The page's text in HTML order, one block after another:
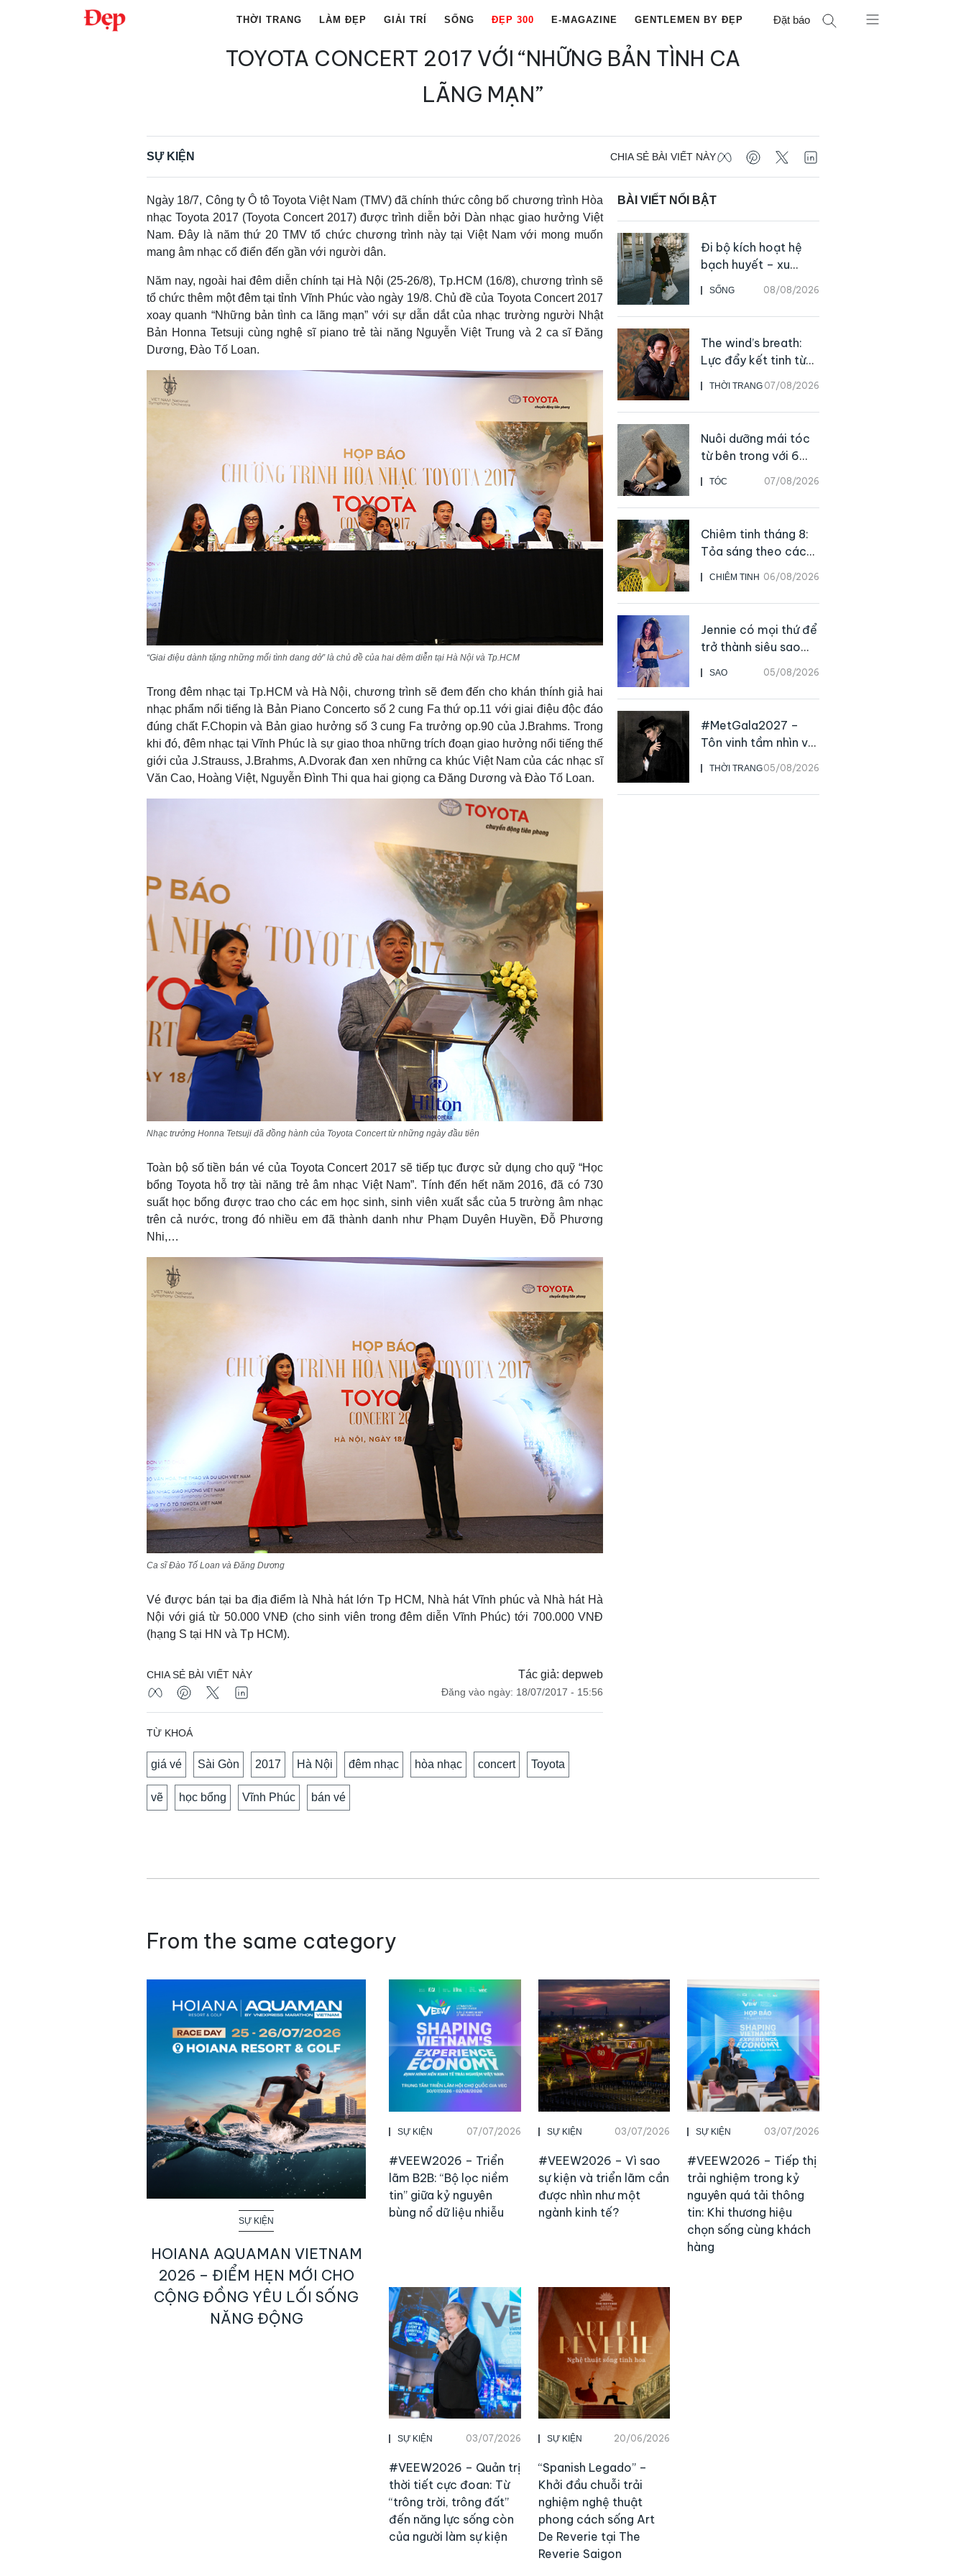
THỜI TRANG LÀM ĐẸP GIẢI TRÍ SỐNG ĐẸP 300 E-MAGAZINE GENTLEMEN BY ĐẸP Đặt báo
TOYOTA CONCERT 2017 VỚI “NHỮNG BẢN TÌNH CA
LÃNG MẠN”
SỰ KIỆN CHIA SẺ BÀI VIẾT NÀY
Ngày 18/7, Công ty Ô tô Toyota Việt Nam (TMV) đã chính thức công bố chương trình Hòa
nhạc Toyota 2017 (Toyota Concert 2017) được trình diễn bởi Dàn nhạc giao hưởng Việt
Nam. Đây là năm thứ 20 TMV tổ chức chương trình này tại Việt Nam với mong muốn
mang âm nhạc cổ điển đến gần với người dân.
Năm nay, ngoài hai đêm diễn chính tại Hà Nội (25-26/8), Tp.HCM (16/8), chương trình sẽ
tổ chức thêm một đêm tại tỉnh Vĩnh Phúc vào ngày 19/8. Chủ đề của Toyota Concert 2017
xoay quanh “Những bản tình ca lãng mạn” với sự dẫn dắt của nhạc trường người Nhật
Bản Honna Tetsuji cùng nghệ sĩ piano trẻ tài năng Nguyễn Việt Trung và 2 ca sĩ Đăng
Dương, Đào Tố Loan.
“Giai điệu dành tặng những mối tình dang dở” là chủ đề của hai đêm diễn tại Hà Nội và Tp.HCM
Trong đêm nhạc tại Tp.HCM và Hà Nội, chương trình sẽ đem đến cho khán thính giả hai
nhạc phẩm nổi tiếng là Bản Piano Concerto số 2 cung Fa thứ op.11 với giai điệu độc đáo
đúng chất F.Chopin và Bản giao hưởng số 3 cung Fa trưởng op.90 của J.Brahms. Trong
khi đó, đêm nhạc tại Vĩnh Phúc là sự giao thoa những trích đoạn giao hưởng nổi tiếng thế
giới của J.Strauss, J.Brahms, A.Dvorak đan xen những ca khúc Việt Nam của các nhạc sĩ
Văn Cao, Hoàng Việt, Nguyễn Đình Thi qua hai giọng ca Đăng Dương và Đào Tố Loan.
Nhạc trưởng Honna Tetsuji đã đồng hành của Toyota Concert từ những ngày đầu tiên
Toàn bộ số tiền bán vé của Toyota Concert 2017 sẽ tiếp tục được sử dụng cho quỹ “Học
bổng Toyota hỗ trợ tài năng trẻ âm nhạc Việt Nam”. Tính đến hết năm 2016, đã có 730
suất học bổng được trao cho các em học sinh, sinh viên xuất sắc của 5 trường âm nhạc
trên cả nước, trong đó nhiều em đã thành danh như Phạm Duyên Huyền, Đỗ Phương
Nhi,…
Ca sĩ Đào Tố Loan và Đăng Dương
Vé được bán tại ba địa điểm là Nhà hát lớn Tp HCM, Nhà hát Vĩnh phúc và Nhà hát Hà
Nội với giá từ 50.000 VNĐ (cho sinh viên trong đêm diễn Vĩnh Phúc) tới 700.000 VNĐ
(hạng S tại HN và Tp HCM).
Tác giả: depweb
Đăng vào ngày: 18/07/2017 - 15:56
CHIA SẺ BÀI VIẾT NÀY
TỪ KHOÁ
giá vé Sài Gòn 2017 Hà Nội đêm nhạc hòa nhạc concert Toyota
vẽ học bổng Vĩnh Phúc bán vé
BÀI VIẾT NỔI BẬT
SỐNG 08/08/2026
Đi bộ kích hoạt hệ
bạch huyết – xu
hướng tập luyện đơn
giản ai cũng có thể
bắt đầu
THỜI TRANG 07/08/2026
The wind’s breath:
Lực đẩy kết tinh từ
sự kiên định
TÓC 07/08/2026
Nuôi dưỡng mái tóc
từ bên trong với 6
thực phẩm giàu
dưỡng chất
CHIÊM TINH 06/08/2026
Chiêm tinh tháng 8:
Tỏa sáng theo cách
của chính mình
SAO 05/08/2026
Jennie có mọi thứ để
trở thành siêu sao
live
THỜI TRANG05/08/2026
#MetGala2027 –
Tôn vinh tầm nhìn và
sức ảnh hưởng sâu
rộng của NTK John
Galliano
From the same category
SỰ KIỆN
HOIANA AQUAMAN VIETNAM
2026 – ĐIỂM HẸN MỚI CHO
CỘNG ĐỒNG YÊU LỐI SỐNG
NĂNG ĐỘNG
SỰ KIỆN 07/07/2026
#VEEW2026 – Triển
lãm B2B: “Bộ lọc niềm
tin” giữa kỷ nguyên
bùng nổ dữ liệu nhiễu
SỰ KIỆN 03/07/2026
#VEEW2026 – Vì sao
sự kiện và triển lãm cần
được nhìn như một
ngành kinh tế?
SỰ KIỆN 03/07/2026
#VEEW2026 – Tiếp thị
trải nghiệm trong kỷ
nguyên quá tải thông
tin: Khi thương hiệu
chọn sống cùng khách
hàng
SỰ KIỆN 03/07/2026
#VEEW2026 – Quản trị
thời tiết cực đoan: Từ
“trông trời, trông đất”
đến năng lực sống còn
của người làm sự kiện
SỰ KIỆN 20/06/2026
“Spanish Legado” –
Khởi đầu chuỗi trải
nghiệm nghệ thuật
phong cách sống Art
De Reverie tại The
Reverie Saigon